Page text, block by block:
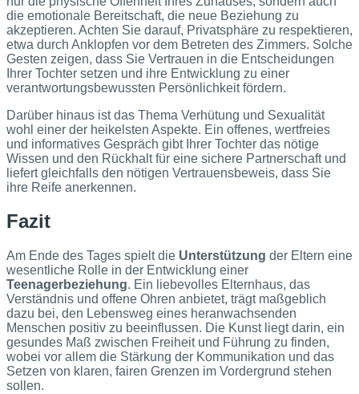
die emotionale Bereitschaft, die neue Beziehung zu
akzeptieren. Achten Sie darauf, Privatsphäre zu respektieren,
etwa durch Anklopfen vor dem Betreten des Zimmers. Solche
Gesten zeigen, dass Sie Vertrauen in die Entscheidungen
Ihrer Tochter setzen und ihre Entwicklung zu einer
verantwortungsbewussten Persönlichkeit fördern.
Darüber hinaus ist das Thema Verhütung und Sexualität
wohl einer der heikelsten Aspekte. Ein offenes, wertfreies
und informatives Gespräch gibt Ihrer Tochter das nötige
Wissen und den Rückhalt für eine sichere Partnerschaft und
liefert gleichfalls den nötigen Vertrauensbeweis, dass Sie
ihre Reife anerkennen.
Fazit
Am Ende des Tages spielt die Unterstützung der Eltern eine
wesentliche Rolle in der Entwicklung einer
Teenagerbeziehung. Ein liebevolles Elternhaus, das
Verständnis und offene Ohren anbietet, trägt maßgeblich
dazu bei, den Lebensweg eines heranwachsenden
Menschen positiv zu beeinflussen. Die Kunst liegt darin, ein
gesundes Maß zwischen Freiheit und Führung zu finden,
wobei vor allem die Stärkung der Kommunikation und das
Setzen von klaren, fairen Grenzen im Vordergrund stehen
sollen.